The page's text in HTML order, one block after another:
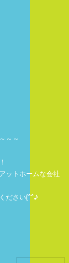
～～
ットホームな会社
ださい(^^♪